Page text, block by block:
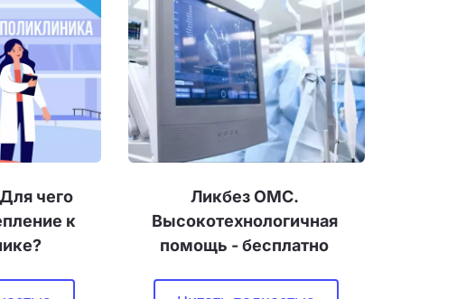
чего
к
Ликбез ОМС.
Высокотехнологичная
помощь - бесплатно